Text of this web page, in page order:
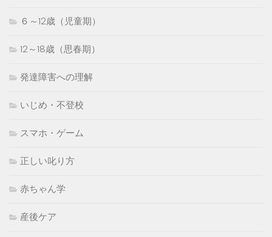
６～12歳（児童期）
12～18歳（思春期）
発達障害への理解
いじめ・不登校
スマホ・ゲーム
正しい叱り方
赤ちゃん学
産後ケア